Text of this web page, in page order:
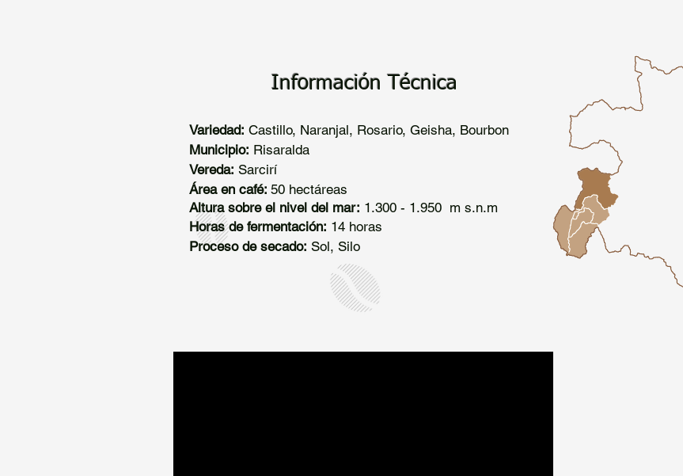
Información Técnica
Variedad: Castillo, Naranjal, Rosario, Geisha, Bourbon
Municipio: Risaralda
Vereda: Sarcirí
Área en café: 50 hectáreas
Altura sobre el nivel del mar: 1.300 - 1.950 m s.n.m
Horas de fermentación: 14 horas
Proceso de secado: Sol, Silo